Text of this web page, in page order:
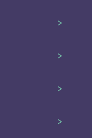
>
>
>
>